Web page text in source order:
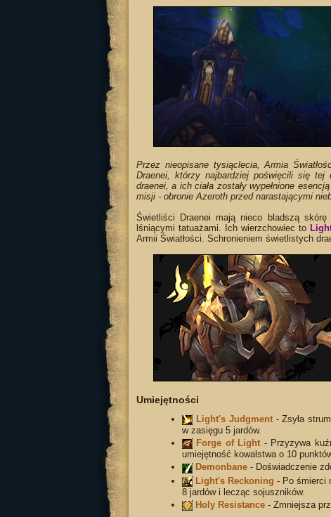
Przez nieopisane tysiąclecia, Armia
Draenei, którzy najbardziej poświęcili się tej
draenei, a ich ciała zostały wypełnione
misji - obronie Azeroth przed narastającymi
Świetliści Draenei mają nieco bladszą
lśniącymi tatuażami. Ich wierzchowiec to
Armii Światłości. Schronieniem świetlistych
Umiejętności
Light's Judgment- Zsyła
w zasięgu 5 jardów.
Forge of Light - Przyzywa
umiejętność kowalstwa o 10
Demonbane - Doświadczenie
Light's Reckoning - Po śmierci
8 jardów i lecząc sojuszników.
Holy Resistance - Zmniejsza